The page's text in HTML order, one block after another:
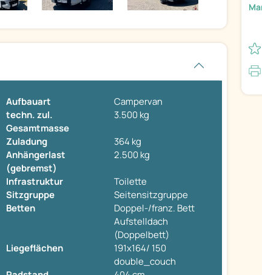
Aufbauart
Campervan
techn. zul.
Gesamtmasse
3.500 kg
Zuladung
364 kg
Anhängerlast
(gebremst)
2.500 kg
Infrastruktur
Toilette
Sitzgruppe
Seitensitzgruppe
Betten
Doppel-/franz. Bett
Aufstelldach
(Doppelbett)
Liegeflächen
191x164/ 150
double_couch